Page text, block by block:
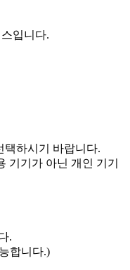
입니다.
택하시기 바랍니다.
기기가 아닌 개인 기기
.
합니다.)